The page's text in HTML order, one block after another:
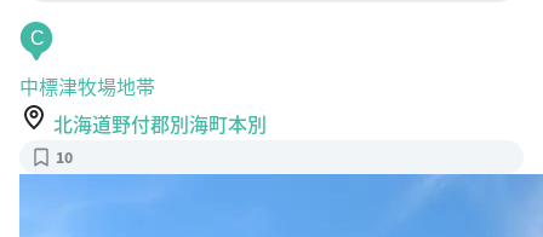
C
中標津牧場地帯
北海道野付郡別海町本別
10